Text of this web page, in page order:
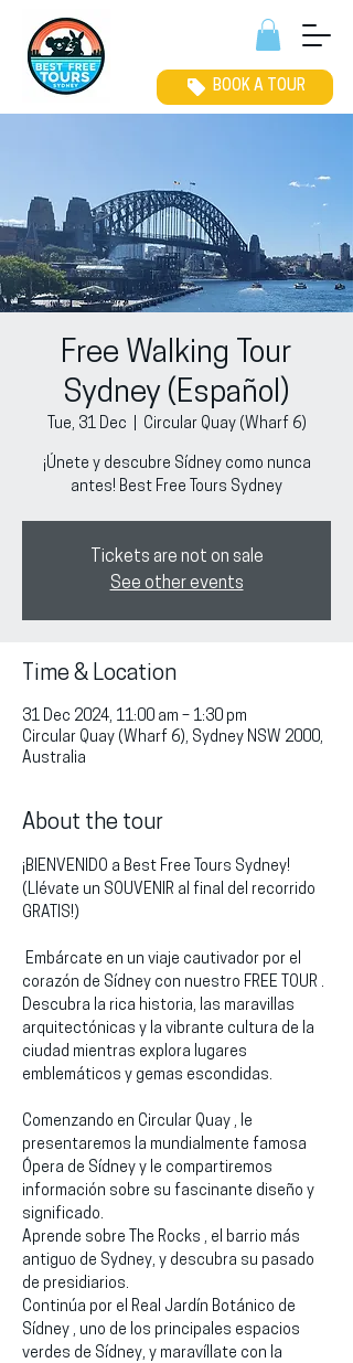
BOOK A TOUR
Free Walking Tour
Sydney (Español)
Tue, 31 Dec Circular Quay (Wharf 6)
¡Únete y descubre Sídney como nunca
antes! Best Free Tours Sydney
Tickets are not on sale
See other events
Time & Location
31 Dec 2024, 11:00 am – 1:30 pm
Circular Quay (Wharf 6), Sydney NSW 2000,
Australia
About the tour
¡BIENVENIDO a Best Free Tours Sydney!
(Llévate un SOUVENIR al final del recorrido
GRATIS!)
corazón de Sídney con nuestro FREE TOUR .
Descubra la rica historia, las maravillas
arquitectónicas y la vibrante cultura de la
ciudad mientras explora lugares
emblemáticos y gemas escondidas.
Comenzando en Circular Quay , le
presentaremos la mundialmente famosa
Ópera de Sídney y le compartiremos
información sobre su fascinante diseño y
significado.
Aprende sobre The Rocks , el barrio más
antiguo de Sydney, y descubra su pasado
de presidiarios.
Continúa por el Real Jardín Botánico de
Sídney , uno de los principales espacios
verdes de Sídney, y maravíllate con la